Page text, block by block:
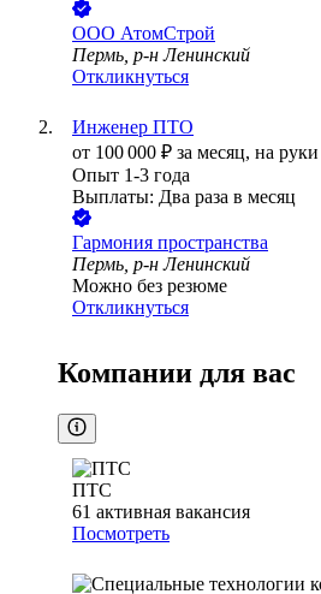
ООО АтомСтрой
Пермь, р-н Ленинский
Откликнуться
Инженер ПТО
от 100 000 ₽ за месяц, на руки
Опыт 1-3 года
Выплаты: Два раза в месяц
Гармония пространства
Пермь, р-н Ленинский
Можно без резюме
Откликнуться
Компании для вас
ПТС
61 активная вакансия
Посмотреть